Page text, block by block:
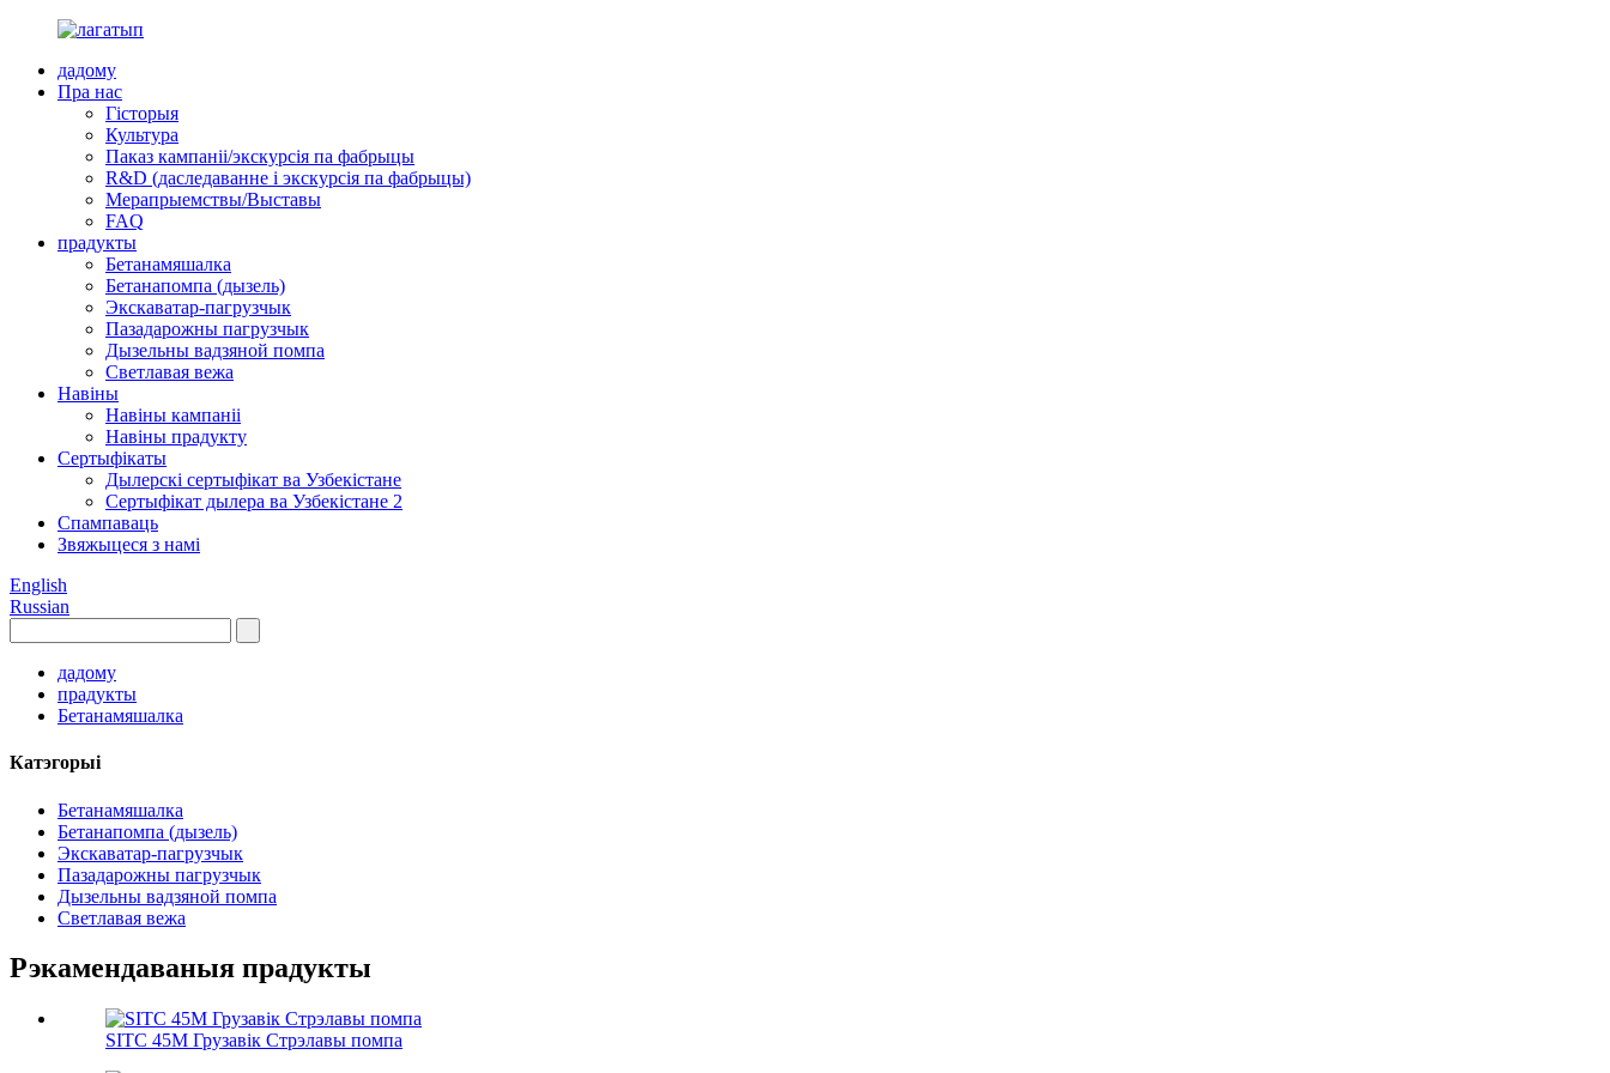
дадому
Пра нас
Гісторыя
Культура
Паказ кампаніі/экскурсія па фабрыцы
R&D (даследаванне і экскурсія па фабрыцы)
Мерапрыемствы/Выставы
FAQ
прадукты
Бетанамяшалка
Бетанапомпа (дызель)
Экскаватар-пагрузчык
Пазадарожны пагрузчык
Дызельны вадзяной помпа
Светлавая вежа
Навіны
Навіны кампаніі
Навіны прадукту
Сертыфікаты
Дылерскі сертыфікат ва Узбекістане
Сертыфікат дылера ва Узбекістане 2
Спампаваць
Звяжыцеся з намі
English
Russian
дадому
прадукты
Бетанамяшалка
Катэгорыі
Бетанамяшалка
Бетанапомпа (дызель)
Экскаватар-пагрузчык
Пазадарожны пагрузчык
Дызельны вадзяной помпа
Светлавая вежа
Рэкамендаваныя прадукты
SITC 45M Грузавік Стрэлавы помпа